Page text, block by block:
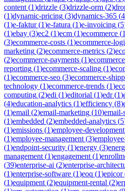
content (1)drizzle (3)drizzle-orm (2)
(1)dynamic-pricing (3)dynamics-365 (4
(1)e-faktur(1)e-fatura (1)e-invoicing (5
(1)ebay (3)ec2 (1)ecm (1)ecommerce (
(3)ecommerce-costs (1)ecommerce-
marketing (2)ecommerce-metrics (2)
(2)ecommerce-payments (1)
reporting (1)ecommerce-scaling (1)
(1)ecommerce-seo (3)ecommerce-
technology (1)ecommerce-trends (1)
computing (2)edi (1)editorial (1)edr(1)
(4)education-analytics (1)efficiency (8)
(1)email (2)email-marketing (10)email-
(1)embedded (2)embedded-analytics (5
(1)emissions (1)employee-development
(1)employee-management (3)
(1)endpoint-security (1)energy (3)
management (1)engagement (1)
(39)enterprise-ai (2)enterprise-
(1)enterprise-software (1)eoq (1)epicor
(1)equipment (2)equipment-rental (2)